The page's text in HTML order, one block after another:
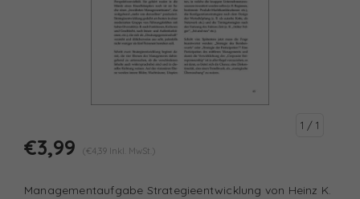
1 / 1
€3,99 (€4,39 Inkl. MwSt.)
Managementaufgabe Strategieentwicklung von Heinz K.